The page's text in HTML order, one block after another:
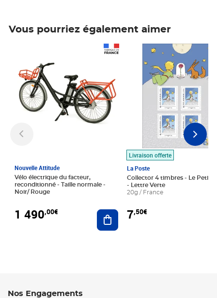
Vous pourriez également aimer
Nouvelle Attitude
Vélo électrique du facteur,
reconditionné - Taille normale -
Noir/ Rouge
1 490,00€ Ajouter au panier
Livraison offerte
La Poste
Collector 4 timbres - Le Petit
- Lettre Verte
20g / France
7,50€
Prix 7,50€
Nos Engagements